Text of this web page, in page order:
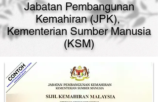
Jabatan Pembangunan
Kemahiran (JPK),
Kementerian Sumber Manusia
(KSM)